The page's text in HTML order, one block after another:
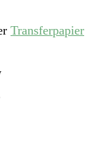
Transferpapier